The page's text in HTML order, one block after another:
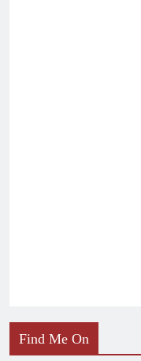
Find Me On